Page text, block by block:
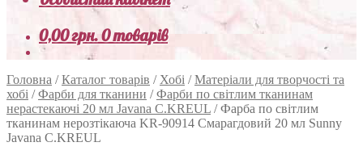
0,00грн.0 товарів
Головна /Каталог товарів / Хобі /Матеріали для творчості та
хобі /Фарби для тканини /Фарби по світлим тканинам
нерастекаючі 20 мл Javana C.KREUL /Фарба по світлим
тканинам нерозтікаюча KR-90914 Смарагдовий 20 мл Sunny
Javana C.KREUL